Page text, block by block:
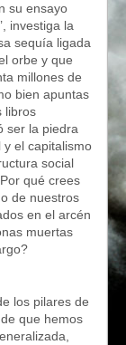
su ensayo
’, investiga la
sequía ligada
orbe y que
millones de
bien apuntas
libros
ser la piedra
el capitalismo
social
qué crees
de nuestros
en el arcén
muertas
los pilares de
que hemos